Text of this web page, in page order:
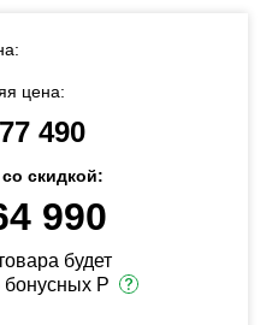
цена:
77 490
скидкой:
990
будет
бонусных Р